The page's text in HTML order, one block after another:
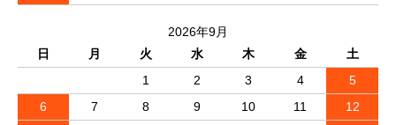
2026年9月
日
月 火 水 木 金
土
1
2 3 4
5
6
7 8 9 10 11
12